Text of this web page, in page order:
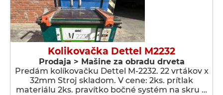
Kolikovačka Dettel M2232
Prodaja > Мašine za obradu drveta
Predám kolíkovačku Dettel M-2232. 22 vrtákov x
32mm Stroj skladom. V cene: 2ks. prítlak
materiálu 2ks. pravítko bočné systém na skru …